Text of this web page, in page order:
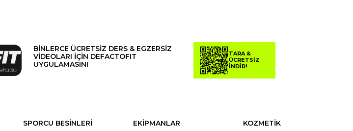
BİNLERCE ÜCRETSİZ DERS & EGZERSİZ
VİDEOLARI İÇİN DEFACTOFIT
UYGULAMASINI
TARA &
ÜCRETSİZ
İNDİR!
SPORCU BESİNLERİ
EKİPMANLAR
KOZMETİK